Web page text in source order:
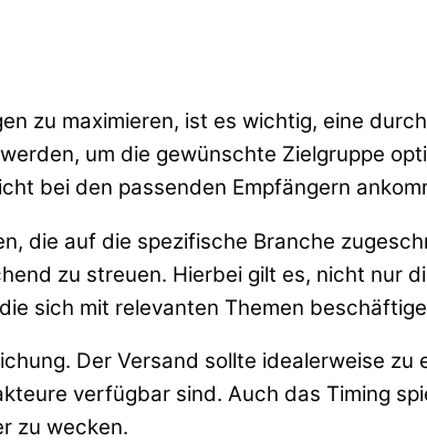
zu maximieren, ist es wichtig, eine
um die gewünschte Zielgruppe
bei den passenden Empfängern
die auf die spezifische Branche
zu streuen. Hierbei gilt es, nicht nur
sich mit relevanten Themen
Der Versand sollte idealerweise zu
verfügbar sind. Auch das Timing
zu wecken.